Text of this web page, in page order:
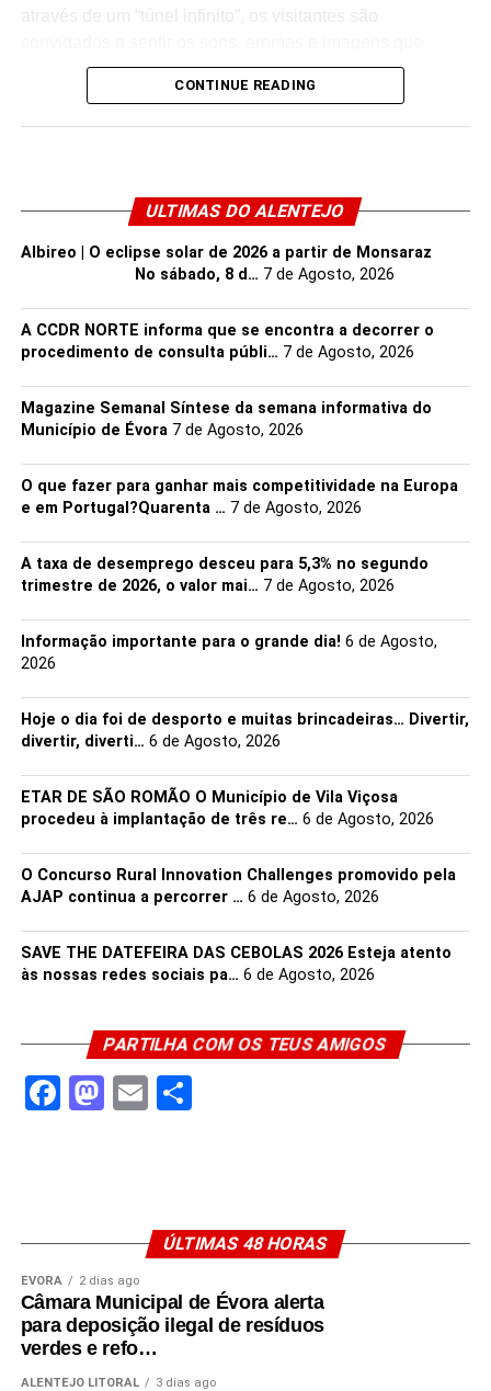
através de um “túnel infinito”, os visitantes são
definem oterroirbejense, numa viagem emocional que
une o saber ancestral à modernidade do design local.
“Beja Romana” (Herdade da Figueirinha), harmonizado
com o petisco históricoSala Catabia, da autoria da Chef
Saudade Campião. Ao longo dos cinco dias, o Município
promove ainda oficinas de pintura com vinho para
momentos de animação musical que cruzam o cante
alentejano com outros géneros. A XI Beja Romana terá
que convidam o público a viajar até à antigaPax Iulia
como a divulgação da agenda municipal até ao final do
ano (marcada para 1 de maio), o stand afirma-se como
funciona diariamente entre as 11h00 e as 24h00,
encerrando no domingo às 19h00.
Facebook
Mastodon
EmailShare
CONTINUE READING
ULTIMAS DO ALENTEJO
Albireo | O eclipse solar de 2026 a partir de Monsaraz
⠀⠀⠀⠀⠀⠀⠀⠀⠀⠀ No sábado, 8 d… 7 de Agosto, 2026
A CCDR NORTE informa que se encontra a decorrer o
procedimento de consulta públi… 7 de Agosto, 2026
Magazine Semanal Síntese da semana informativa do
Município de Évora 7 de Agosto, 2026
O que fazer para ganhar mais competitividade na Europa
e em Portugal?Quarenta … 7 de Agosto, 2026
A taxa de desemprego desceu para 5,3% no segundo
trimestre de 2026, o valor mai… 7 de Agosto, 2026
Informação importante para o grande dia! 6 de Agosto,
2026
Hoje o dia foi de desporto e muitas brincadeiras… Divertir,
divertir, diverti… 6 de Agosto, 2026
ETAR DE SÃO ROMÃO O Município de Vila Viçosa
procedeu à implantação de três re… 6 de Agosto, 2026
O Concurso Rural Innovation Challenges promovido pela
AJAP continua a percorrer … 6 de Agosto, 2026
SAVE THE DATEFEIRA DAS CEBOLAS 2026 Esteja atento
às nossas redes sociais pa… 6 de Agosto, 2026
PARTILHA COM OS TEUS AMIGOS
Facebook
Mastodon
EmailShare
ÚLTIMAS 48 HORAS
ÉVORA 2 dias ago
Câmara Municipal de Évora alerta
para deposição ilegal de resíduos
verdes e refo…
ALENTEJO LITORAL 3 dias ago